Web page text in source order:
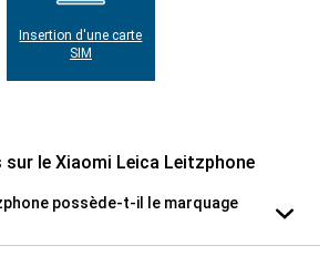
Insertion d'une carte
SIM
sur le Xiaomi Leica Leitzphone
possède-t-il le marquage